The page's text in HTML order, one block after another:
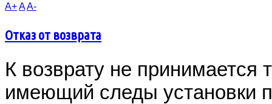
A+AA-
Отказ от возврата
К возврату не
имеющий следы установки